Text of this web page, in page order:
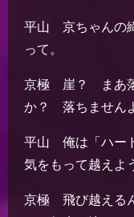
平山 京ちゃんの
って。
京極 崖？ まあ落
か？ 落ちません
平山 俺は「ハー
気をもって越えよ
京極 飛び越える